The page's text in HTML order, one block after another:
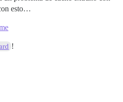
esto…
!